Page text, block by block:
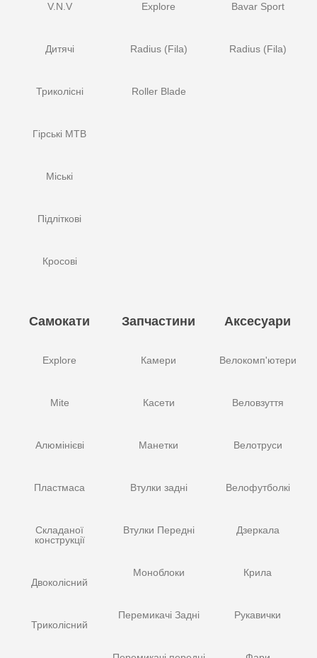
V.N.V
Дитячі
Триколісні
Гірські MTB
Міські
Підліткові
Кросові
Explore
Radius (Fila)
Roller Blade
Bavar Sport
Radius (Fila)
Самокати
Explore
Mite
Алюмінієві
Пластмаса
Складаної
конструкції
Двоколісний
Триколісний
Запчастини
Камери
Касети
Манетки
Втулки задні
Втулки Передні
Моноблоки
Перемикачі Задні
Аксесуари
Велокомп'ютери
Веловзуття
Велотруси
Велофутболкі
Дзеркала
Крила
Рукавички